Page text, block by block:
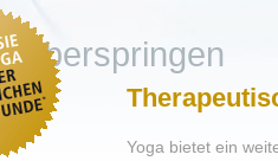
überspringen
Yoga bietet ein